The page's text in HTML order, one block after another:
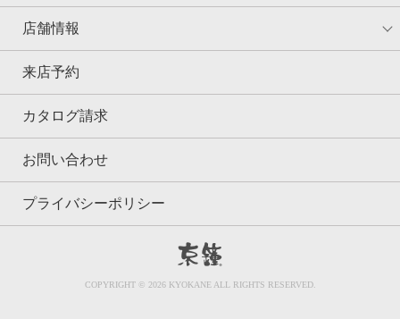
店舗情報
来店予約
カタログ請求
お問い合わせ
プライバシーポリシー
COPYRIGHT © 2026 KYOKANE ALL RIGHTS RESERVED.